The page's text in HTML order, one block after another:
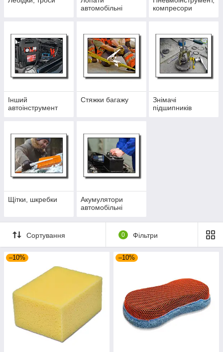
автомобільні
компресори
Інший
автоінструмент
Стяжки багажу
Знімачі
підшипників
Щітки, шкребки
Акумулятори
автомобільні
Сортування 0 Фільтри
–10% –10%